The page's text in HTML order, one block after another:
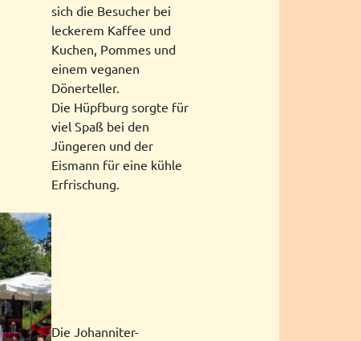
sich die Besucher bei
leckerem Kaffee und
Kuchen, Pommes und
einem veganen
Dönerteller.
Die Hüpfburg sorgte für
viel Spaß bei den
Jüngeren und der
Eismann für eine kühle
Erfrischung.
Die Johanniter-